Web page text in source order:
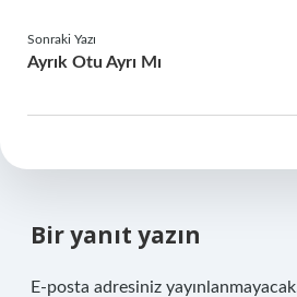
Sonraki Yazı
Ayrık Otu Ayrı Mı
Bir yanıt yazın
E-posta adresiniz